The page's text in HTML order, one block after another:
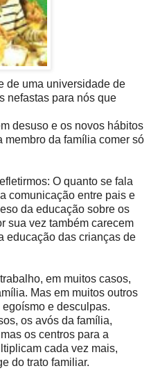
de uma universidade de
nefastas para nós que
desuso e os novos hábitos
membro da família comer só
O quanto se fala
comunicação entre pais e
da educação sobre os
sua vez também carecem
educação das crianças de
em muitos casos,
Mas em muitos outros
e desculpas.
os avós da família,
os centros para a
cada vez mais,
do trato familiar.